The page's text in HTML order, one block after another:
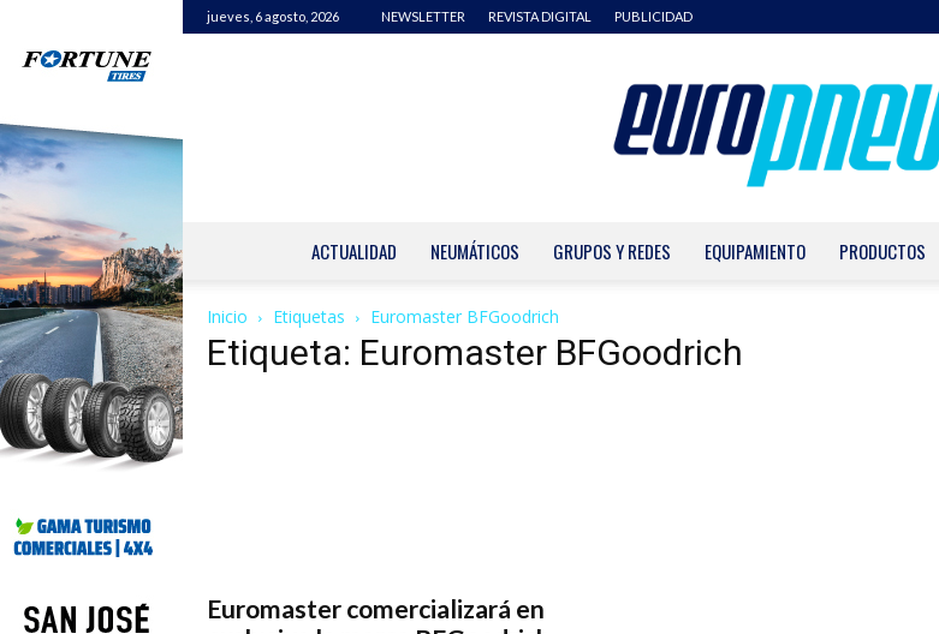
jueves, 6 agosto, 2026 NEWSLETTER REVISTA DIGITAL PUBLICIDAD
ACTUALIDAD NEUMÁTICOS GRUPOS Y REDES EQUIPAMIENTO PRODUCTOS
Inicio Etiquetas Euromaster BFGoodrich
Etiqueta: Euromaster BFGoodrich
Euromaster comercializará en